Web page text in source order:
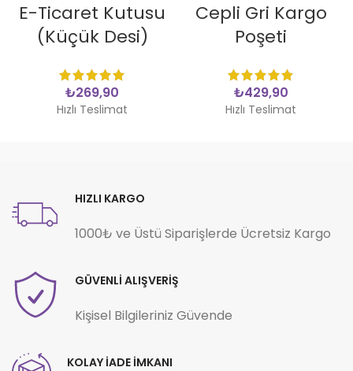
E-Ticaret Kutusu
(Küçük Desi)
₺
Hızlı Teslimat
Cepli Gri Kargo
Poşeti
₺
Hızlı Teslimat
HIZLI KARGO
1000₺ ve Üstü Siparişlerde Ücretsiz Kargo
GÜVENLİ ALIŞVERİŞ
Kişisel Bilgileriniz Güvende
KOLAY İADE İMKANI